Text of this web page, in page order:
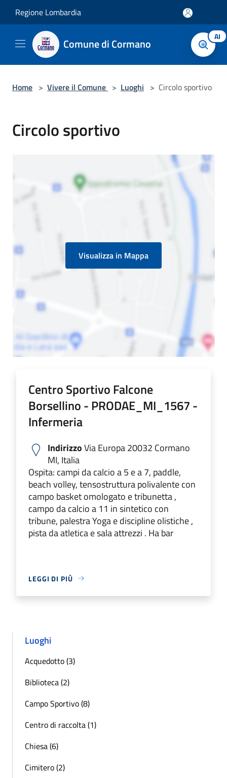
Regione Lombardia
Comune di Cormano AI
Home > Vivere il Comune > Luoghi > Circolo sportivo
Circolo sportivo
Visualizza in Mappa
Centro Sportivo Falcone
Borsellino - PRODAE_MI_1567 -
Infermeria
IndirizzoVia Europa 20032 Cormano
MI, Italia
Ospita: campi da calcio a 5 e a 7, paddle,
beach volley, tensostruttura polivalente con
campo basket omologato e tribunetta ,
campo da calcio a 11 in sintetico con
tribune, palestra Yoga e discipline olistiche ,
pista da atletica e sala attrezzi . Ha bar
LEGGI DI PIÙ
Luoghi
Acquedotto (3)
Biblioteca (2)
Campo Sportivo (8)
Centro di raccolta (1)
Chiesa (6)
Cimitero (2)